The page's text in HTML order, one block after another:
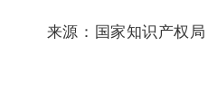
来源：国家知识产权局